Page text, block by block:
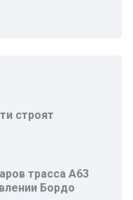
строят
трасса A63
Бордо